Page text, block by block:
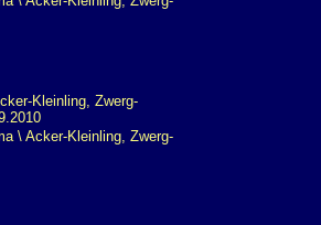
\ Acker-Kleinling, Zwerg-